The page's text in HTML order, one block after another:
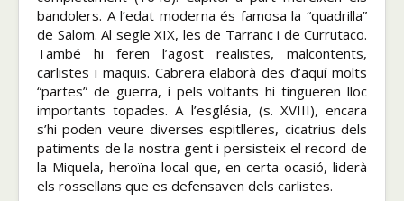
bandolers. A l’edat moderna és famosa la “quadrilla”
de Salom. Al segle XIX, les de Tarranc i de Currutaco.
També hi feren l’agost realistes, malcontents,
carlistes i maquis. Cabrera elaborà des d’aquí molts
“partes” de guerra, i pels voltants hi tingueren lloc
importants topades. A l’església, (s. XVIII), encara
s’hi poden veure diverses espitlleres, cicatrius dels
patiments de la nostra gent i persisteix el record de
la Miquela, heroïna local que, en certa ocasió, liderà
els rossellans que es defensaven dels carlistes.